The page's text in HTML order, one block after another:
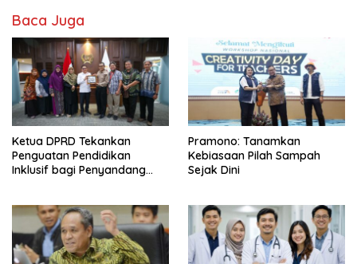
Baca Juga
Ketua DPRD Tekankan
Penguatan Pendidikan
Inklusif bagi Penyandang
Pramono: Tanamkan
Kebiasaan Pilah Sampah
Sejak Dini